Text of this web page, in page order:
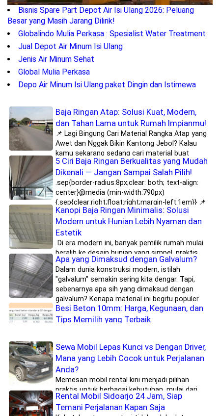
Bisnis Spare Part Depot Air Isi Ulang 2026: Peluang
Besar yang Masih Jarang Dilirik!
Globalindo Mulia Perkasa : Spesialist Water Treatment
Jual Depot Air Minum Isi Ulang
Jenis Air Minum Sehat
Global Mulia Perkasa
Depo Air Minum Isi Ulang paket Dingin dan Istimewa
Baja Ringan Atap: Solusi Kuat, Modern,
dan Tahan Lama untuk Rumah Impianmu!
📌 Lagi Bingung Cari Material Rangka Atap yang
Awet dan Nggak Bikin Kantong Jebol? Kalau
kamu sekarang sedang cari material buat
rangka atap rumah, kanopi, atau bangunan lainnya, pasti sering
dengar soal baja ringan atap, kan? Nah, sebenarnya apa sih
baja ringan atap itu? Kenapa banyak...
5 Ciri Baja Ringan Berkualitas yang Mudah
Dikenali — Jangan Sampai Salah Pilih!
.sep{border-radius:8px;clear: both; text-align:
center}@media (min-width:790px)
{.sep{clear:right;float:right;margin-left:1em}} 📌
Pernah Dengar Kasus Atap Ambruk karena Rangka Baja Ringan
Murahan? Kalau iya, berarti kamu wajib banget baca artikel ini
sampai tuntas. Nggak sedikit kasus...
Kanopi Baja Ringan Minimalis: Solusi
Modern untuk Hunian Lebih Nyaman dan
Estetik
Di era modern ini, banyak pemilik rumah mulai
beralih ke desain hunian yang simpel, praktis,
dan tetap elegan. Salah satu elemen penting yang sering
ditambahkan untuk mendukung konsep rumah minimalis
adalah kanopi. Kanopi bukan hanya berfungsi sebagai
pelindung area luar rumah dari...
Apa yang Dimaksud dengan Galvalum?
Dalam dunia konstruksi modern, istilah
"galvalum" semakin sering kita dengar. Tapi,
sebenarnya apa sih yang dimaksud dengan
galvalum? Kenapa material ini begitu populer
digunakan dalam berbagai proyek bangunan, mulai dari rumah
tinggal sampai gedung perkantoran? Artikel ini akan
Besi Beton 10mm: Harga, Kegunaan, dan
Tips Memilih yang Terbaik
ke tempat yang tepat! Besi beton 10mm adalah
salah satu ukuran yang paling sering digunakan dalam
konstruksi. Kenapa? Karena ukurannya cukup kuat untuk
struktur utama, tapi tetap mudah diolah dan...
Daftar Harga Besi Beton per Batang
Terbaru
Kalau lagi mau bangun rumah, bikin gedung,
atau proyek konstruksi lainnya, pasti butuh yang
namanya besi beton. Material ini penting banget
buat memperkuat struktur bangunan biar kokoh dan tahan
Spare Part Air Isi Ulang Surabaya: Tersedia
Sewa Mobil Lepas Kunci vs Dengan Driver,
Mana yang Lebih Cocok untuk Perjalanan
Anda?
Memesan mobil rental kini menjadi pilihan
praktis untuk berbagai kebutuhan, mulai dari
perjalanan bisnis, liburan bersama keluarga, hingga menghadiri
acara penting. Menariknya, penyedia jasa rental mobil
Rental Mobil Sidoarjo 24 Jam, Siap
Temani Perjalanan Kapan Saja